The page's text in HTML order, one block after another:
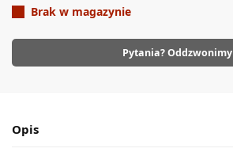
Brak w magazynie
Pytania? Oddzwonimy
Opis